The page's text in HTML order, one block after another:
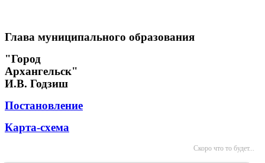
Глава муниципального образования
"Город
Архангельск"
И.В. Годзиш
Постановление
Карта-схема
Скоро что то будет...